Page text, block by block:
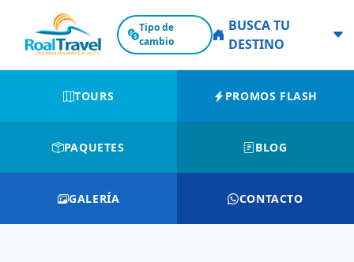
Tipo de
cambio
BUSCA TU
DESTINO
TOURS PROMOS FLASH
PAQUETES BLOG
GALERÍA CONTACTO